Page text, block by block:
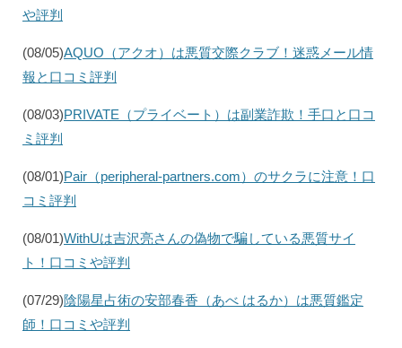
や評判
(08/05)AQUO（アクオ）は悪質交際クラブ！迷惑メール情
報と口コミ評判
(08/03)PRIVATE（プライベート）は副業詐欺！手口と口コ
ミ評判
(08/01)Pair（peripheral-partners.com）のサクラに注意！口
コミ評判
(08/01)WithUは吉沢亮さんの偽物で騙している悪質サイ
ト！口コミや評判
(07/29)陰陽星占術の安部春香（あべ はるか）は悪質鑑定
師！口コミや評判